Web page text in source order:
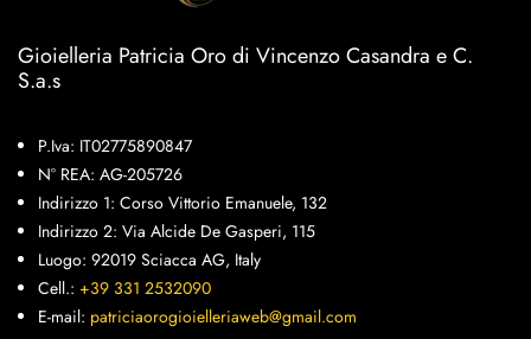
Gioielleria Patricia Oro di Vincenzo Casandra e C.
S.a.s
P.Iva: IT02775890847
N° REA: AG-205726
Indirizzo 1: Corso Vittorio Emanuele, 132
Indirizzo 2: Via Alcide De Gasperi, 115
Luogo: 92019 Sciacca AG, Italy
Cell.: +39 331 2532090
E-mail: patriciaorogioielleriaweb@gmail.com